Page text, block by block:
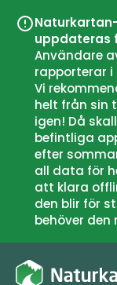
uppdateras
Användare
rapporterar
Vi
helt från sin
igen! Då
befintliga
efter
all data för
att klara
den blir för
behöver